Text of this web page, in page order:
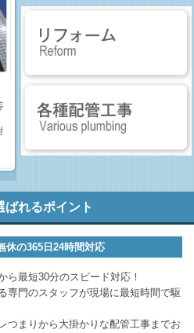
れるポイント
休の365日24時間対応
ら最短30分のスピード対応！
専門のスタッフが現場に最短時間で駆
つまりから大掛かりな配管工事までお